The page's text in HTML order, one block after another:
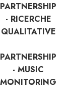
PARTNERSHIP
- RICERCHE
QUALITATIVE
PARTNERSHIP
- MUSIC
MONITORING